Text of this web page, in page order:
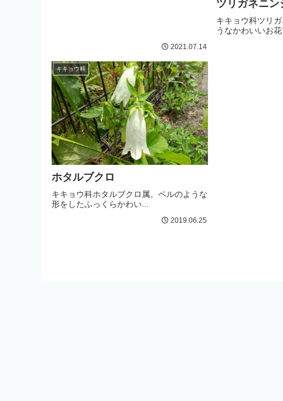
2021.07.14
ツリガネニン
キキョウ科ツリ
うなかわいいお
キキョウ科
ホタルブクロ
キキョウ科ホタルブクロ属。ベルのような
形をしたふっくらかわい...
2019.06.25